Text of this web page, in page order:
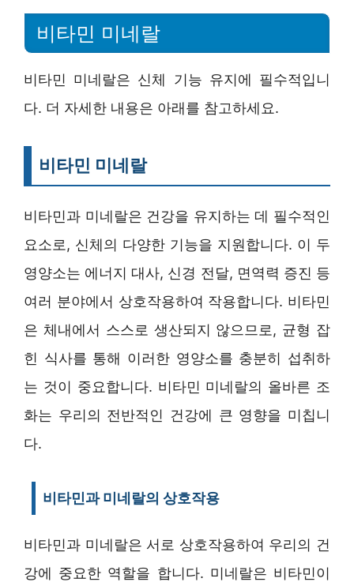
비타민 미네랄
비타민 미네랄은 신체 기능 유지에 필수적입니
다. 더 자세한 내용은 아래를 참고하세요.
비타민 미네랄
비타민과 미네랄은 건강을 유지하는 데 필수적인
요소로, 신체의 다양한 기능을 지원합니다. 이 두
영양소는 에너지 대사, 신경 전달, 면역력 증진 등
여러 분야에서 상호작용하여 작용합니다. 비타민
은 체내에서 스스로 생산되지 않으므로, 균형 잡
힌 식사를 통해 이러한 영양소를 충분히 섭취하
는 것이 중요합니다. 비타민 미네랄의 올바른 조
화는 우리의 전반적인 건강에 큰 영향을 미칩니
다.
비타민과 미네랄의 상호작용
비타민과 미네랄은 서로 상호작용하여 우리의 건
강에 중요한 역할을 합니다. 미네랄은 비타민이